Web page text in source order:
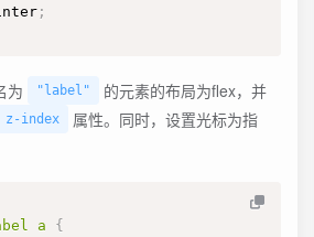
;
为 "label"
的元素的布局为flex，并
z-index
属性。同时，设置光标为指
a
{